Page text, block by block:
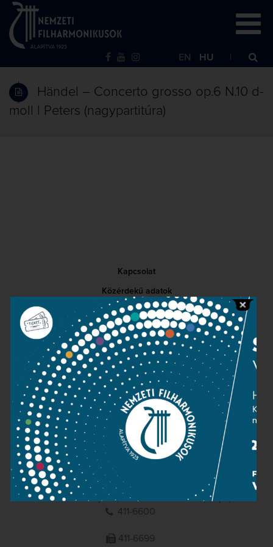
EN HU
Händel – Concerto grosso op.6 N.10 d-
moll | Peters (nagypartitúra)
Kapcsolat
Közérdekű adatok
Sajtószoba
Adatvédelem
Impresszum
NEMZETI
FILHARMONIKUSOK
1095 Budapest, Komor Marcell u. 1. (Müpa)
411-6600
411-6699